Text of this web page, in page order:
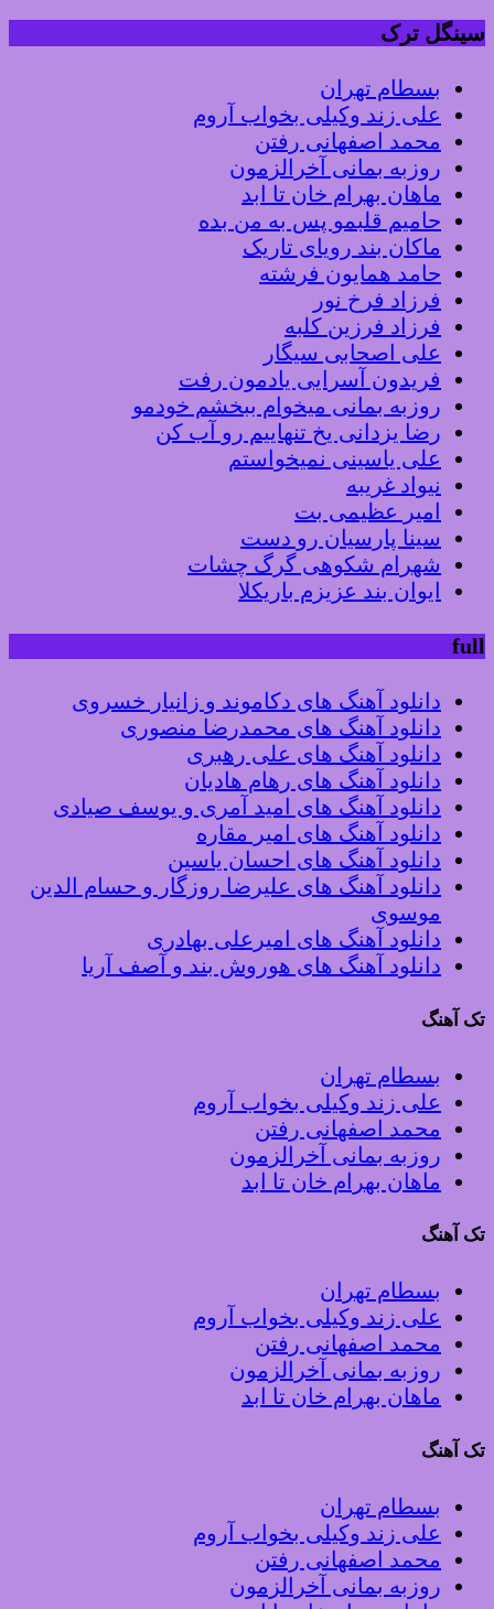
سینگل ترک
بسطام تهران
علی زند وکیلی بخواب آروم
محمد اصفهانی رفتن
روزبه بمانی آخرالزمون
ماهان بهرام خان تا ابد
حامیم قلبمو پس به من بده
ماکان بند رویای تاریک
حامد همایون فرشته
فرزاد فرخ نور
فرزاد فرزین کلبه
علی اصحابی سیگار
فریدون آسرایی یادمون رفت
روزبه بمانی میخوام ببخشم خودمو
رضا یزدانی یخ تنهاییم رو آب کن
علی یاسینی نمیخواستم
نیواد غریبه
امیر عظیمی بت
سینا پارسیان رو دست
شهرام شکوهی گرگ چشات
ایوان بند عزیزم باریکلا
full
دانلود آهنگ های دکاموند و زانیار خسروی
دانلود آهنگ های محمدرضا منصوری
دانلود آهنگ های علی رهبری
دانلود آهنگ های رهام هادیان
دانلود آهنگ های امید آمری و یوسف صیادی
دانلود آهنگ های امیر مقاره
دانلود آهنگ های احسان یاسین
دانلود آهنگ های علیرضا روزگار و حسام الدین
موسوی
دانلود آهنگ های امیرعلی بهادری
دانلود آهنگ های هوروش بند و آصف آریا
تک آهنگ
بسطام تهران
علی زند وکیلی بخواب آروم
محمد اصفهانی رفتن
روزبه بمانی آخرالزمون
ماهان بهرام خان تا ابد
تک آهنگ
بسطام تهران
علی زند وکیلی بخواب آروم
محمد اصفهانی رفتن
روزبه بمانی آخرالزمون
ماهان بهرام خان تا ابد
تک آهنگ
بسطام تهران
علی زند وکیلی بخواب آروم
محمد اصفهانی رفتن
روزبه بمانی آخرالزمون